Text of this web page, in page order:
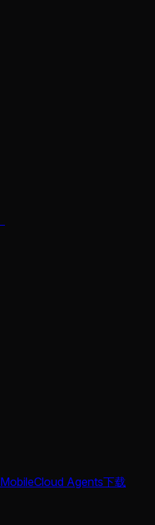
MobileCloud Agents下载